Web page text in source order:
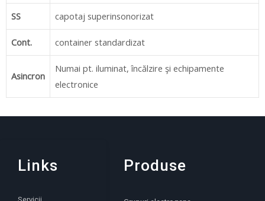
SS capotaj superinsonorizat
Cont. container standardizat
Asincron
Numai pt. iluminat, încălzire şi echipamente
electronice
Links Produse